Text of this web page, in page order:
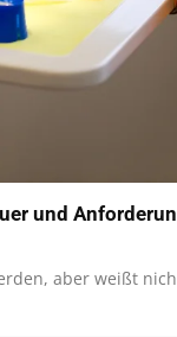
und
aber weißt